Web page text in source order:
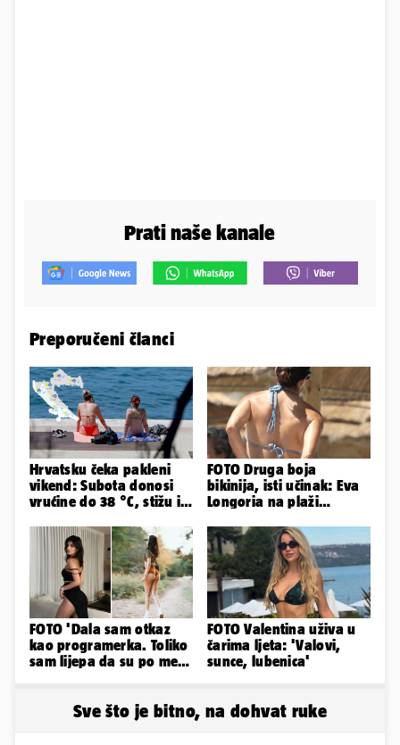
Prati naše kanale
Preporučeni članci
Hrvatsku čeka pakleni
vikend: Subota donosi
vrućine do 38 °C, stižu i
FOTO Druga boja
bikinija, isti učinak: Eva
Longoria na plaži
obline
FOTO 'Dala sam otkaz
kao programerka. Toliko
sam lijepa da su po meni
FOTO Valentina uživa u
čarima ljeta: 'Valovi,
sunce, lubenica'
Sve što je bitno, na dohvat ruke